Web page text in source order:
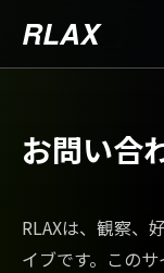
RLAX
お問い合
RLAXは、観察、
イブです。この